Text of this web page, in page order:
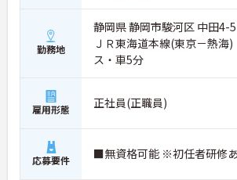
【残業が少なく独自の休暇制度も完備され、長
に安定して働ける環境です】
・残業は少なく、年間17日のリフレッシュ休暇
得できることで、心身の疲労をしっかり回復で
す。
・定年65歳以降も再雇用制度で70歳まで勤務可
あり、退職金制度も備わって無理なく長く続け
【一人ひとりの個性や希望を尊重し、自分らし
勤務地
静岡県 静岡市駿河区 中田4-
ＪＲ東海道本線(東京－熱海
ス・車5分
雇用形態 正社員(正職員)
応募要件 ■無資格可能 ※初任者研修